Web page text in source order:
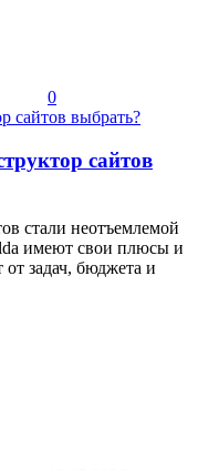
0
сайтов
стали неотъемлемой
имеют свои плюсы и
задач, бюджета и